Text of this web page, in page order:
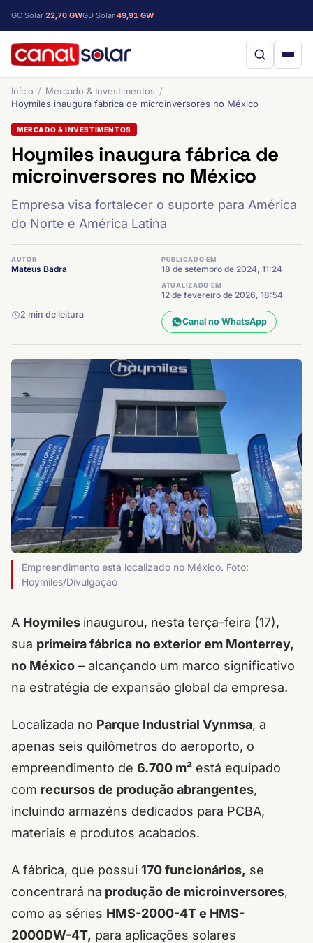
GC Solar 22,70 GWGD Solar 49,91 GW
Início
Mercado & Investimentos
Hoymiles inaugura fábrica de microinversores no México
MERCADO & INVESTIMENTOS
Hoymiles inaugura fábrica de
microinversores no México
Empresa visa fortalecer o suporte para América
do Norte e América Latina
AUTOR
Mateus Badra
PUBLICADO EM
18 de setembro de 2024, 11:24
ATUALIZADO EM
12 de fevereiro de 2026, 18:54
2 min de leitura
Canal no WhatsApp
Empreendimento está localizado no México. Foto:
Hoymiles/Divulgação
A Hoymiles inaugurou, nesta terça-feira (17),
sua primeira fábrica no exterior em Monterrey,
no México – alcançando um marco significativo
na estratégia de expansão global da empresa.
Localizada no Parque Industrial Vynmsa, a
apenas seis quilômetros do aeroporto, o
empreendimento de 6.700 m² está equipado
com recursos de produção abrangentes,
incluindo armazéns dedicados para PCBA,
materiais e produtos acabados.
A fábrica, que possui 170 funcionários, se
concentrará na produção de microinversores,
como as séries HMS-2000-4T e HMS-
2000DW-4T, para aplicações solares